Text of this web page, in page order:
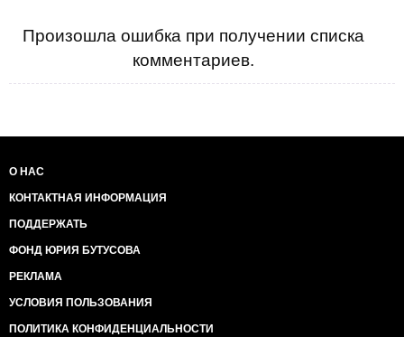
Произошла ошибка при получении списка
комментариев.
О НАС
КОНТАКТНАЯ ИНФОРМАЦИЯ
ПОДДЕРЖАТЬ
ФОНД ЮРИЯ БУТУСОВА
РЕКЛАМА
УСЛОВИЯ ПОЛЬЗОВАНИЯ
ПОЛИТИКА КОНФИДЕНЦИАЛЬНОСТИ